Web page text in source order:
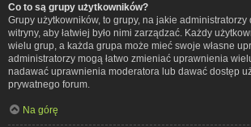
Co to są grupy użytkowników?
Grupy użytkowników, to grupy, na jakie administratorzy
witryny, aby łatwiej było nimi zarządzać. Każdy
wielu grup, a każda grupa może mieć swoje własne
administratorzy mogą łatwo zmieniać uprawnienia
nadawać uprawnienia moderatora lub dawać dostęp
prywatnego forum.
Na górę